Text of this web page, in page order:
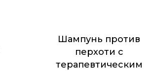
Шампунь против
перхоти с
терапевтическим